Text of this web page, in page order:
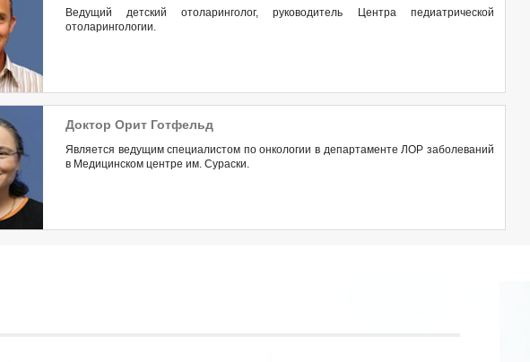
Ведущий детский отоларинголог, руководитель Центра педиатрической
отоларингологии.
Доктор Орит Готфельд
Является ведущим специалистом по онкологии в департаменте ЛОР заболеваний
в Медицинском центре им. Сураски.